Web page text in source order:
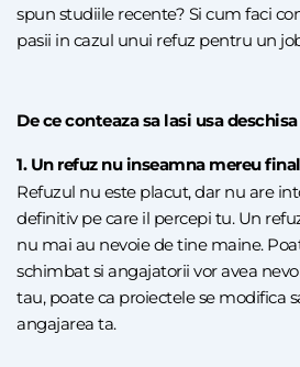
spun studiile recente? Si cum faci
pasii in cazul unui refuz pentru un
De ce conteaza sa lasi usa
1. Un refuz nu inseamna mereu
Refuzul nu este placut, dar nu are
definitiv pe care il percepi tu. Un
nu mai au nevoie de tine maine.
schimbat si angajatorii vor avea
tau, poate ca proiectele se modifica
angajarea ta.